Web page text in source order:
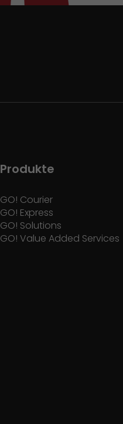
Produkte
GO! Courier
GO! Express
GO! Solutions
GO! Value Added Services